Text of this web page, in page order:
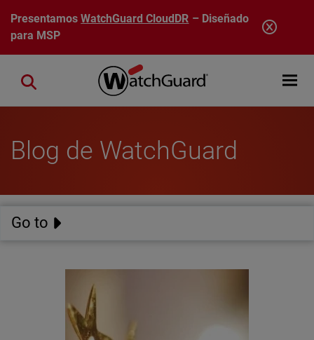
Pasar al contenido principal
PresentamosWatchGuard CloudDR – Diseñado
para MSP
Open
Close search
Blog de WatchGuard
Go to